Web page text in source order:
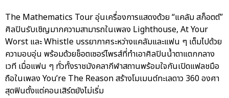
The Mathematics Tour อุ่นเครื่องการแสดงด้วย “แคลัม สก็อตต์”
ศิลปินรับเชิญมากความสามารถในเพลง Lighthouse, At Your
Worst และ Whistle บรรยากาศระหว่างแคลัมและแฟน ๆ เต็มไปด้วย
ความอบอุ่น พร้อมด้วยช็อตเซอร์ไพรส์ที่ทำเอาศิลปินน้ำตาแตกกลาง
เวที เมื่อแฟน ๆ ทั่วทั้งราชมังคลากีฬาสถานพร้อมใจกันเปิดแฟลชมือ
ถือในเพลง You’re The Reason สร้างโมเมนต์ทะเลดาว 360 องศา
สุดฟินตั้งแต่คอนเสิร์ตยังไม่เริ่ม